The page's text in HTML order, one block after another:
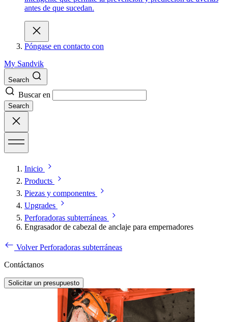
antes de que sucedan.
Póngase en contacto con
My Sandvik
Search
Buscar en
Search
Inicio
Products
Piezas y componentes
Upgrades
Perforadoras subterráneas
Engrasador de cabezal de anclaje para empernadores
Volver Perforadoras subterráneas
Contáctanos
Solicitar un presupuesto